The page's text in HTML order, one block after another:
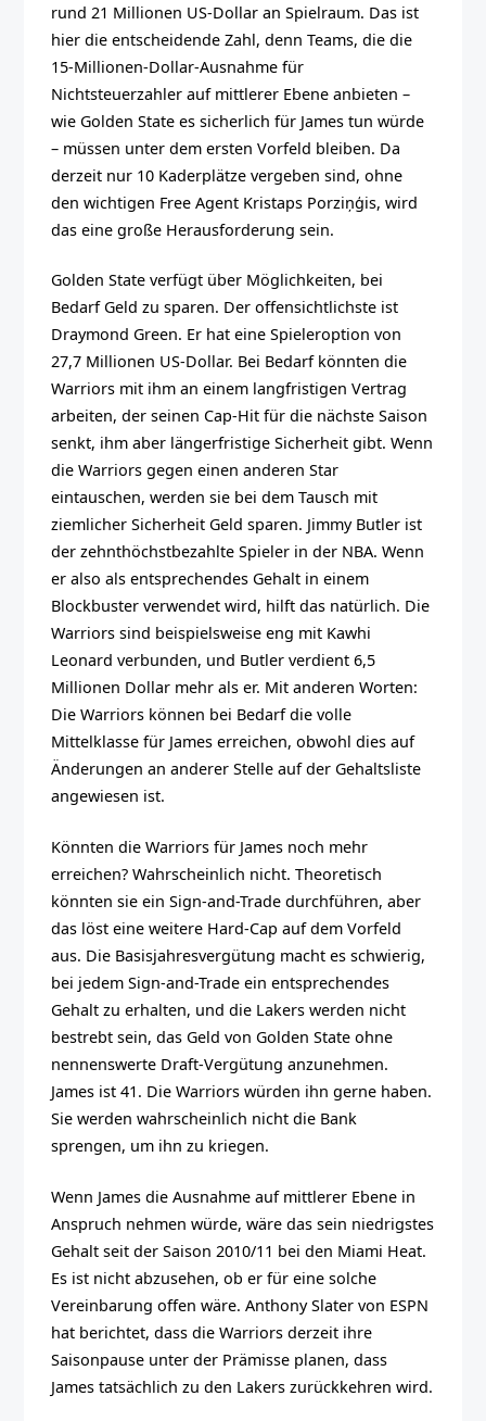
rund 21 Millionen US-Dollar an Spielraum. Das ist
hier die entscheidende Zahl, denn Teams, die die
15-Millionen-Dollar-Ausnahme für
Nichtsteuerzahler auf mittlerer Ebene anbieten –
wie Golden State es sicherlich für James tun würde
– müssen unter dem ersten Vorfeld bleiben. Da
derzeit nur 10 Kaderplätze vergeben sind, ohne
den wichtigen Free Agent Kristaps Porziņģis, wird
das eine große Herausforderung sein.
Golden State verfügt über Möglichkeiten, bei
Bedarf Geld zu sparen. Der offensichtlichste ist
Draymond Green. Er hat eine Spieleroption von
27,7 Millionen US-Dollar. Bei Bedarf könnten die
Warriors mit ihm an einem langfristigen Vertrag
arbeiten, der seinen Cap-Hit für die nächste Saison
senkt, ihm aber längerfristige Sicherheit gibt. Wenn
die Warriors gegen einen anderen Star
eintauschen, werden sie bei dem Tausch mit
ziemlicher Sicherheit Geld sparen. Jimmy Butler ist
der zehnthöchstbezahlte Spieler in der NBA. Wenn
er also als entsprechendes Gehalt in einem
Blockbuster verwendet wird, hilft das natürlich. Die
Warriors sind beispielsweise eng mit Kawhi
Leonard verbunden, und Butler verdient 6,5
Millionen Dollar mehr als er. Mit anderen Worten:
Die Warriors können bei Bedarf die volle
Mittelklasse für James erreichen, obwohl dies auf
Änderungen an anderer Stelle auf der Gehaltsliste
angewiesen ist.
Könnten die Warriors für James noch mehr
erreichen? Wahrscheinlich nicht. Theoretisch
könnten sie ein Sign-and-Trade durchführen, aber
das löst eine weitere Hard-Cap auf dem Vorfeld
aus. Die Basisjahresvergütung macht es schwierig,
bei jedem Sign-and-Trade ein entsprechendes
Gehalt zu erhalten, und die Lakers werden nicht
bestrebt sein, das Geld von Golden State ohne
nennenswerte Draft-Vergütung anzunehmen.
James ist 41. Die Warriors würden ihn gerne haben.
Sie werden wahrscheinlich nicht die Bank
sprengen, um ihn zu kriegen.
Wenn James die Ausnahme auf mittlerer Ebene in
Anspruch nehmen würde, wäre das sein niedrigstes
Gehalt seit der Saison 2010/11 bei den Miami Heat.
Es ist nicht abzusehen, ob er für eine solche
Vereinbarung offen wäre. Anthony Slater von ESPN
hat berichtet, dass die Warriors derzeit ihre
Saisonpause unter der Prämisse planen, dass
James tatsächlich zu den Lakers zurückkehren wird.